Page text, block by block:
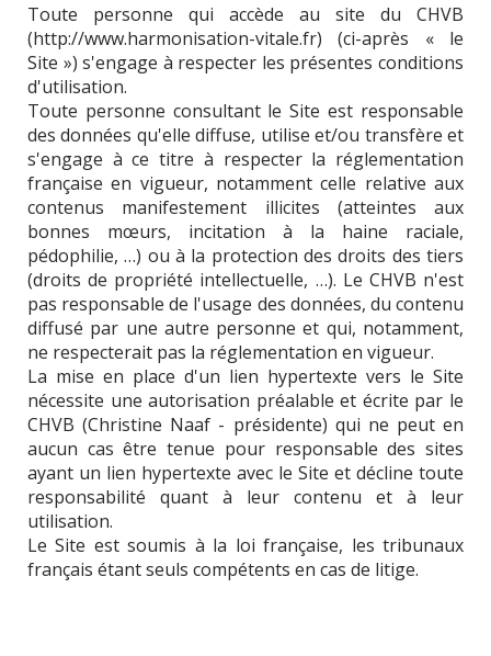
Toute personne qui accède au site du CHVB
(http://www.harmonisation-vitale.fr) (ci-après « le
Site ») s'engage à respecter les présentes conditions
d'utilisation.
Toute personne consultant le Site est responsable
des données qu'elle diffuse, utilise et/ou transfère et
s'engage à ce titre à respecter la réglementation
française en vigueur, notamment celle relative aux
contenus manifestement illicites (atteintes aux
bonnes mœurs, incitation à la haine raciale,
pédophilie, …) ou à la protection des droits des tiers
(droits de propriété intellectuelle, …). Le CHVB n'est
pas responsable de l'usage des données, du contenu
diffusé par une autre personne et qui, notamment,
ne respecterait pas la réglementation en vigueur.
La mise en place d'un lien hypertexte vers le Site
nécessite une autorisation préalable et écrite par le
CHVB (Christine Naaf - présidente) qui ne peut en
aucun cas être tenue pour responsable des sites
ayant un lien hypertexte avec le Site et décline toute
responsabilité quant à leur contenu et à leur
utilisation.
Le Site est soumis à la loi française, les tribunaux
français étant seuls compétents en cas de litige.